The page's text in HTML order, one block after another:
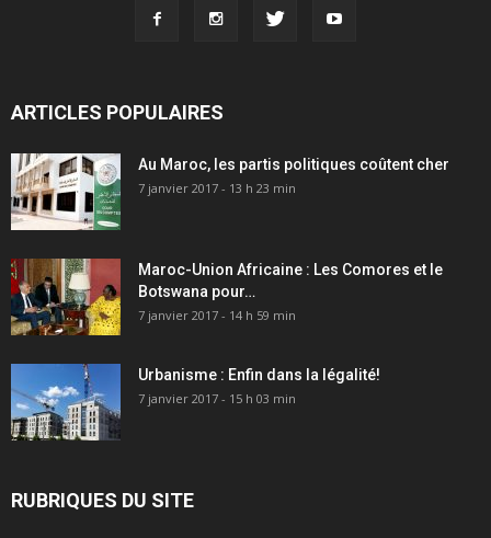
ARTICLES POPULAIRES
Au Maroc, les partis politiques coûtent cher
7 janvier 2017 - 13 h 23 min
Maroc-Union Africaine : Les Comores et le
Botswana pour…
7 janvier 2017 - 14 h 59 min
Urbanisme : Enfin dans la légalité!
7 janvier 2017 - 15 h 03 min
RUBRIQUES DU SITE